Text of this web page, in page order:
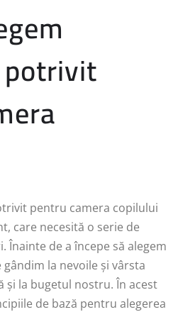
pentru camera copilului
care necesită o serie de
Înainte de a începe să alegem
la nevoile și vârsta
și la bugetul nostru. În acest
de bază pentru alegerea